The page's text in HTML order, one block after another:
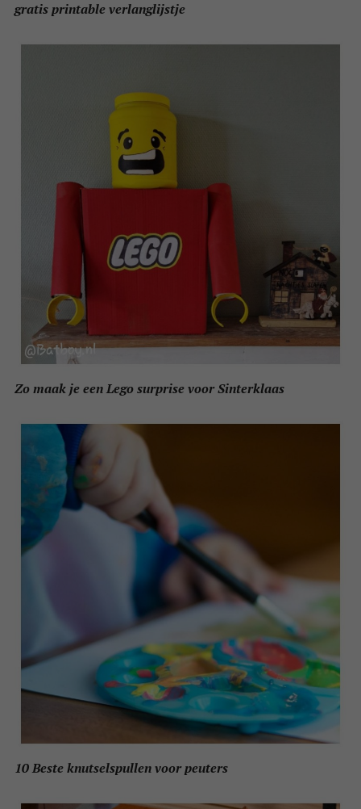
gratis printable verlanglijstje
Zo maak je een Lego surprise voor Sinterklaas
10 Beste knutselspullen voor peuters